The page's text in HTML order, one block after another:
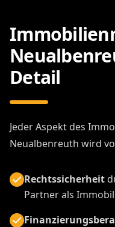
Detail
Jeder Aspekt des
Neualbenreuth wird
Rechtssicherheit
Partner als